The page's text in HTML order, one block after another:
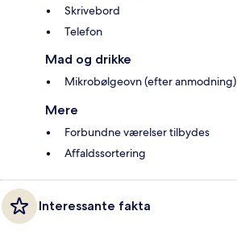
Skrivebord
Telefon
Mad og drikke
Mikrobølgeovn (efter anmodning)
Mere
Forbundne værelser tilbydes
Affaldssortering
Interessante fakta